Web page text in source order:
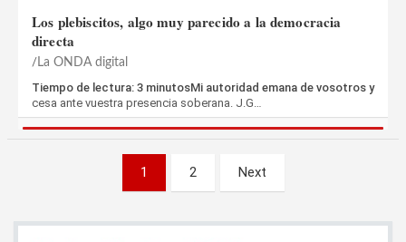
Los plebiscitos, algo muy parecido a la democracia
directa
La ONDA digital
Tiempo de lectura: 3 minutosMi autoridad emana de vosotros y
cesa ante vuestra presencia soberana. J.G…
entradas
1 2 Next